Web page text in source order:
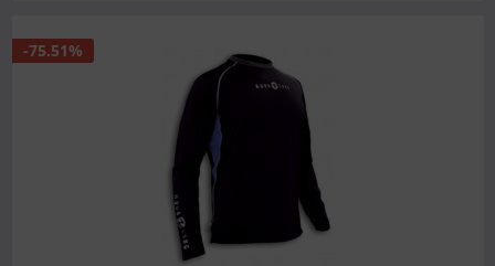
-75.51%